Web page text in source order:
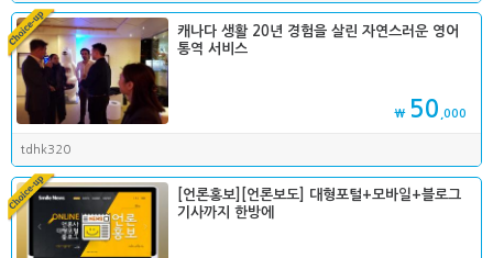
캐나다 생활 20년 경험을 살린 자연스러운 영어
통역 서비스
₩ 50 ,000
tdhk320
[언론홍보][언론보도] 대형포털+모바일+블로그
기사까지 한방에